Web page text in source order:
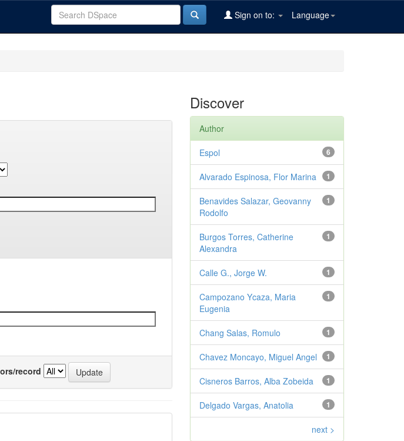
Language
Sign on to:
record
Discover
Author
6
Espol
1
Alvarado Espinosa, Flor Marina
1
Benavides Salazar, Geovanny
Rodolfo
1
Burgos Torres, Catherine
Alexandra
1
Calle G., Jorge W.
1
Campozano Ycaza, Maria
Eugenia
1
Chang Salas, Romulo
1
Chavez Moncayo, Miguel Angel
1
Cisneros Barros, Alba Zobeida
1
Delgado Vargas, Anatolia
next >